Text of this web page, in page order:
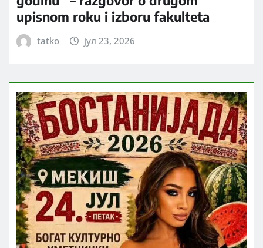
upisnom roku i izboru fakulteta
tatko јул 23, 2026